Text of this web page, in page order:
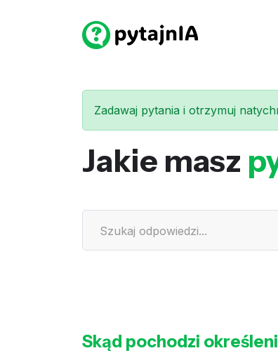
Zadawaj pytania i otrzymuj
Jakie masz
Skąd pochodzi